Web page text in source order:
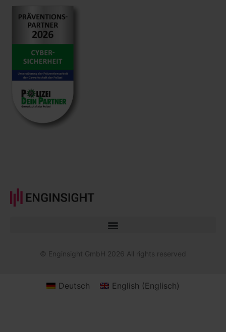
© Enginsight GmbH 2026 All rights reserved
Deutsch English (Englisch)